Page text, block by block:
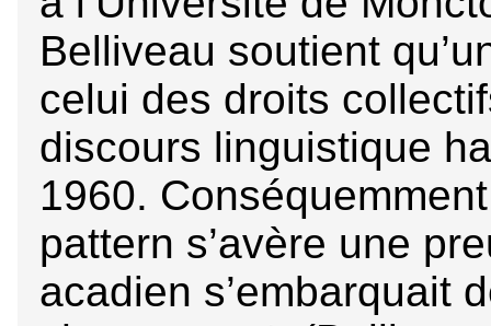
Belliveau soutient
celui des droits
discours linguistique
1960.
pattern s’avère une
acadien s’embarquait